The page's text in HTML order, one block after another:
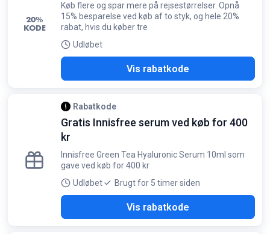
20%
KODE
Køb flere og spar mere på rejsestørrelser. Opnå
15% besparelse ved køb af to styk, og hele 20%
rabat, hvis du køber tre
Udløbet
Vis rabatkode
Rabatkode
Gratis Innisfree serum ved køb for 400
kr
Innisfree Green Tea Hyaluronic Serum 10ml som
gave ved køb for 400 kr
Udløbet
Brugt for 5 timer siden
Vis rabatkode